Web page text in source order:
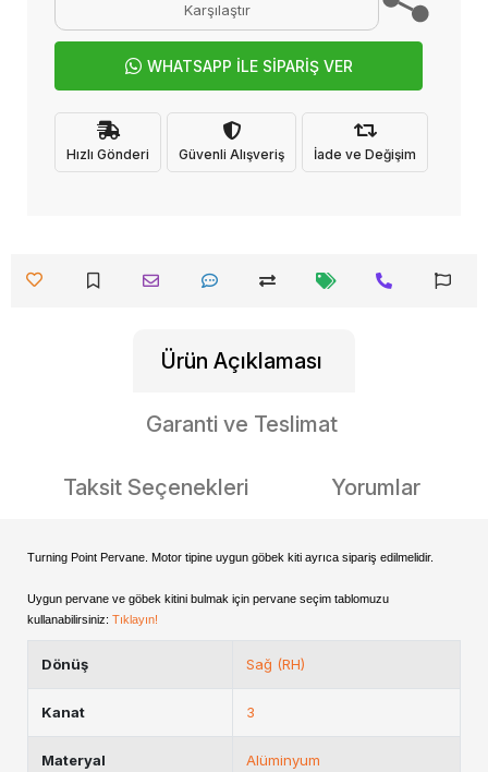
Karşılaştır
WHATSAPP İLE SİPARİŞ VER
Hızlı Gönderi Güvenli Alışveriş İade ve Değişim
Ürün Açıklaması
Garanti ve Teslimat
Taksit Seçenekleri Yorumlar
Turning Point Pervane. Motor tipine uygun göbek kiti ayrıca sipariş edilmelidir.
Uygun pervane ve göbek kitini bulmak için pervane seçim tablomuzu
kullanabilirsiniz: Tıklayın!
Dönüş Sağ (RH)
Kanat 3
Materyal Alüminyum